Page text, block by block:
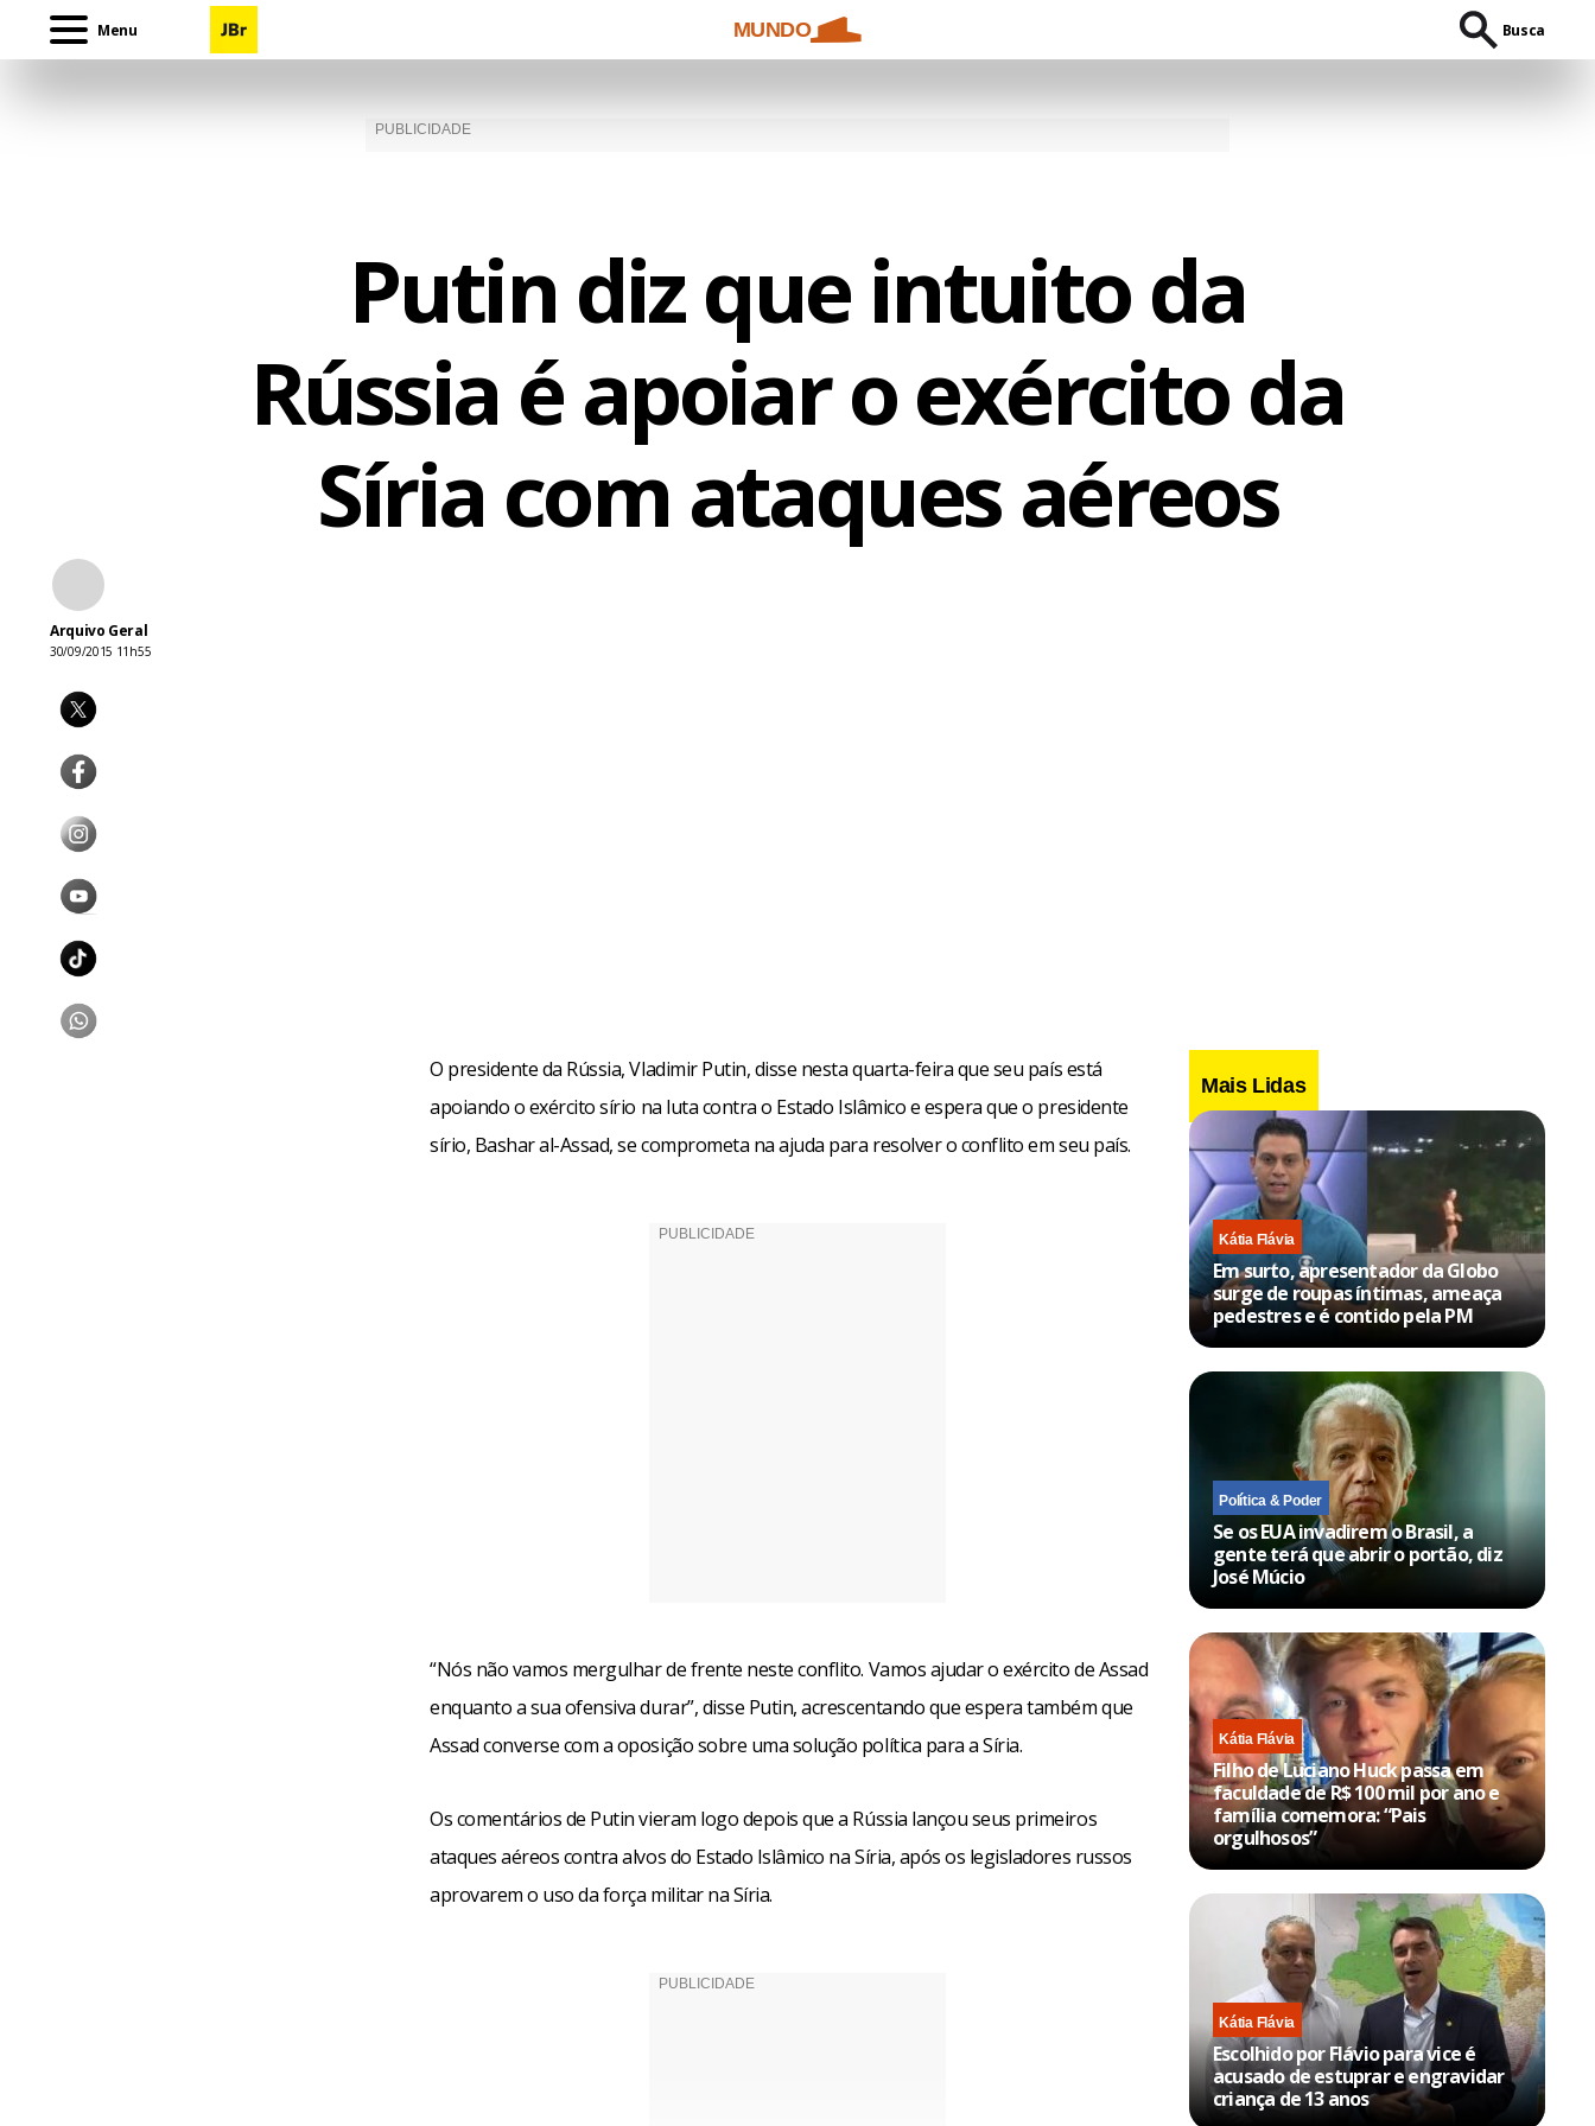
Menu MUNDO Busca
Putin diz que intuito da
Rússia é apoiar o exército da
Síria com ataques aéreos
Arquivo Geral
30/09/2015 11h55
O presidente da Rússia, Vladimir Putin, disse nesta quarta-feira que seu país está
apoiando o exército sírio na luta contra o Estado Islâmico e espera que o presidente
sírio, Bashar al-Assad, se comprometa na ajuda para resolver o conflito em seu país.
“Nós não vamos mergulhar de frente neste conflito. Vamos ajudar o exército de Assad
enquanto a sua ofensiva durar”, disse Putin, acrescentando que espera também que
Assad converse com a oposição sobre uma solução política para a Síria.
Os comentários de Putin vieram logo depois que a Rússia lançou seus primeiros
ataques aéreos contra alvos do Estado Islâmico na Síria, após os legisladores russos
aprovarem o uso da força militar na Síria.
Mais Lidas
Kátia Flávia
Em surto, apresentador da Globo
surge de roupas íntimas, ameaça
pedestres e é contido pela PM
Política & Poder
Se os EUA invadirem o Brasil, a
gente terá que abrir o portão, diz
José Múcio
Kátia Flávia
Filho de Luciano Huck passa em
faculdade de R$ 100 mil por ano e
família comemora: “Pais
orgulhosos”
Kátia Flávia
Escolhido por Flávio para vice é
acusado de estuprar e engravidar
criança de 13 anos